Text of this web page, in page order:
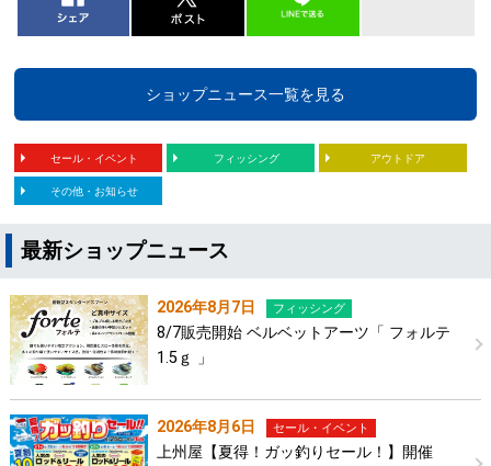
ショップニュース一覧を見る
セール・イベント フィッシング アウトドア
その他・お知らせ
最新ショップニュース
2026年8月7日 フィッシング
8/7販売開始 ベルベットアーツ「 フォルテ
1.5ｇ 」
2026年8月6日 セール・イベント
上州屋【夏得！ガッ釣りセール！】開催